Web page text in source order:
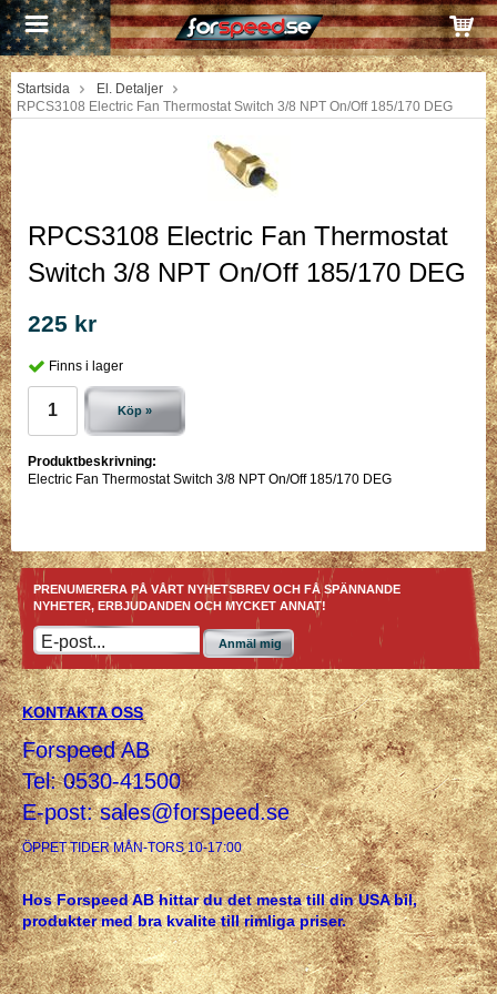
Startsida
El. Detaljer
RPCS3108 Electric Fan Thermostat Switch 3/8 NPT On/Off 185/170 DEG
RPCS3108 Electric Fan Thermostat
Switch 3/8 NPT On/Off 185/170 DEG
225 kr
Finns i lager
Köp »
Produktbeskrivning:
Electric Fan Thermostat Switch 3/8 NPT On/Off 185/170 DEG
PRENUMERERA PÅ VÅRT NYHETSBREV OCH FÅ SPÄNNANDE
NYHETER, ERBJUDANDEN OCH MYCKET ANNAT!
Anmäl mig
KONTAKTA OSS
Forspeed AB
Tel: 0530-41500
E-post:sales@forspeed.se
ÖPPET TIDER MÅN-TORS 10-17:00
Hos Forspeed AB hittar du det mesta till din USA bil,
produkter med bra kvalite till rimliga priser.